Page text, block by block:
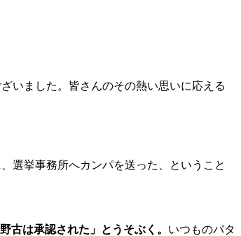
いました。皆さんのその熱い思いに応える
選挙事務所へカンパを送った、ということ
古は承認された」とうそぶく。 いつものパタ